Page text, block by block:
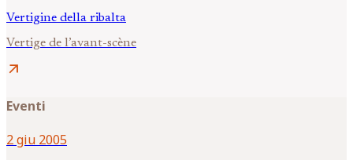
Vertigine della ribalta
Vertige de l’avant-scène
arrow_outward
Eventi
2 giu 2005